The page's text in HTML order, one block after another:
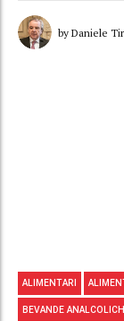
by Daniele
ALIMENTARI
BEVANDE